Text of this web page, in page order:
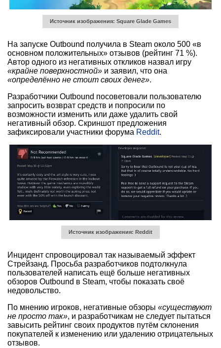
Источник изображения: Square Glade Games
На запуске Outbound получила в Steam около 500 «в
основном положительных» отзывов (рейтинг 71 %).
Автор одного из негативных откликов назвал игру
«крайне поверхностной» и заявил, что она
«определённо не стоит своих денег».
Разработчики Outbound посоветовали пользователю
запросить возврат средств и попросили по
возможности изменить или даже удалить свой
негативный обзор. Скриншот предложения
зафиксировали участники форума Reddit.
Источник изображения: Reddit
Инцидент спровоцировал так называемый эффект
Стрейзанд. Просьба разработчиков подтолкнула
пользователей написать ещё больше негативных
обзоров Outbound в Steam, чтобы показать своё
недовольство.
По мнению игроков, негативные обзоры «существуют
не просто так», и разработчикам не следует пытаться
завысить рейтинг своих продуктов путём склонения
покупателей к изменению или удалению отрицательных
отзывов.